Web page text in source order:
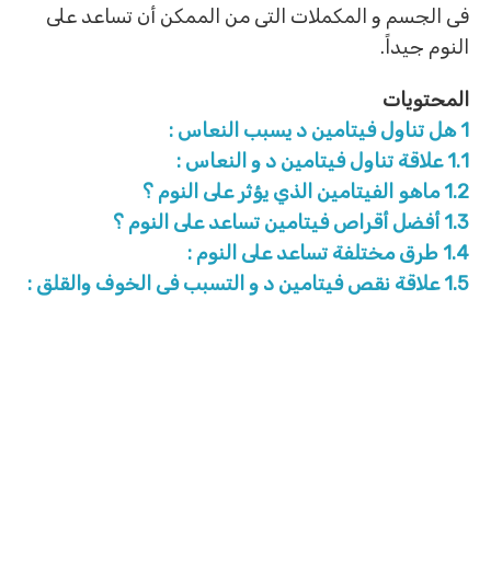
فى الجسم و المكملات التى من الممكن أن تساعد على
النوم جيداً.
المحتويات
1 هل تناول فيتامين د يسبب النعاس :
1.1 علاقة تناول فيتامين د و النعاس :
1.2 ماهو الفيتامين الذي يؤثر على النوم ؟
1.3 أفضل أقراص فيتامين تساعد على النوم ؟
1.4 طرق مختلفة تساعد على النوم :
1.5 علاقة نقص فيتامين د و التسبب فى الخوف والقلق :